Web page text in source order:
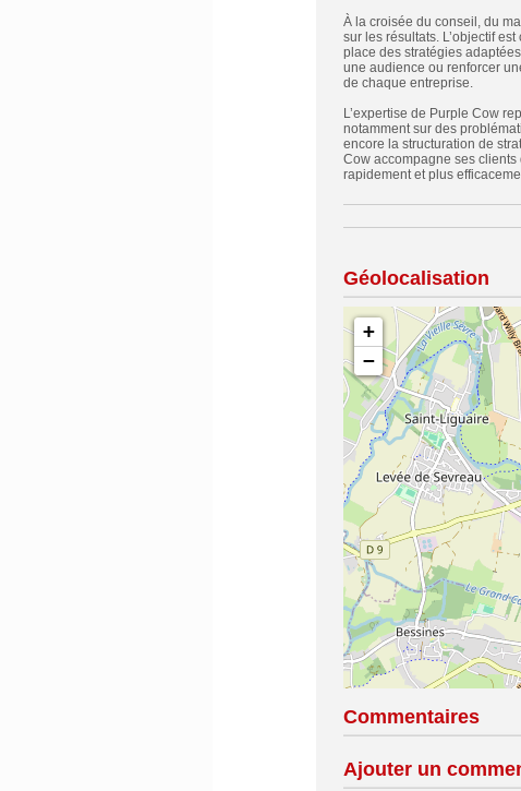
À la croisée du conseil, du
sur les résultats. L’objectif
place des stratégies
une audience ou renforcer
de chaque entreprise.
L’expertise de Purple Cow
notamment sur des
encore la structuration de
Cow accompagne ses clients
rapidement et plus
Géolocalisation
+
−
Commentaires
Ajouter un